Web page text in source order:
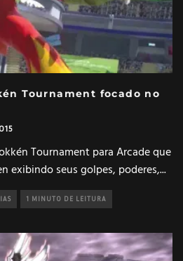
Tournament focado no
Tournament para Arcade que
exibindo seus golpes, poderes,...
1 MINUTO DE LEITURA